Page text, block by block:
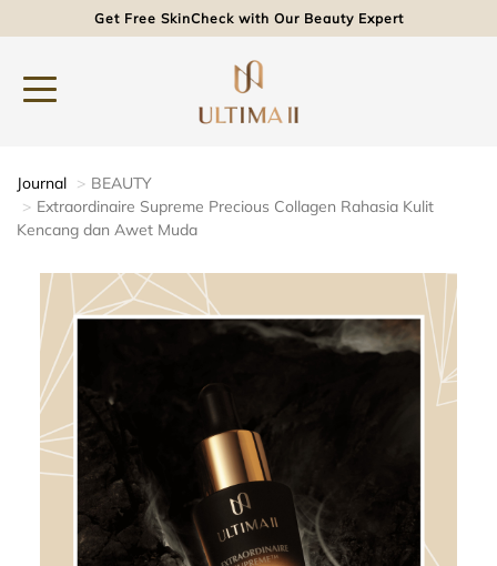
Get Free SkinCheck with Our Beauty Expert
Journal
BEAUTY
Extraordinaire Supreme Precious Collagen Rahasia Kulit
Kencang dan Awet Muda